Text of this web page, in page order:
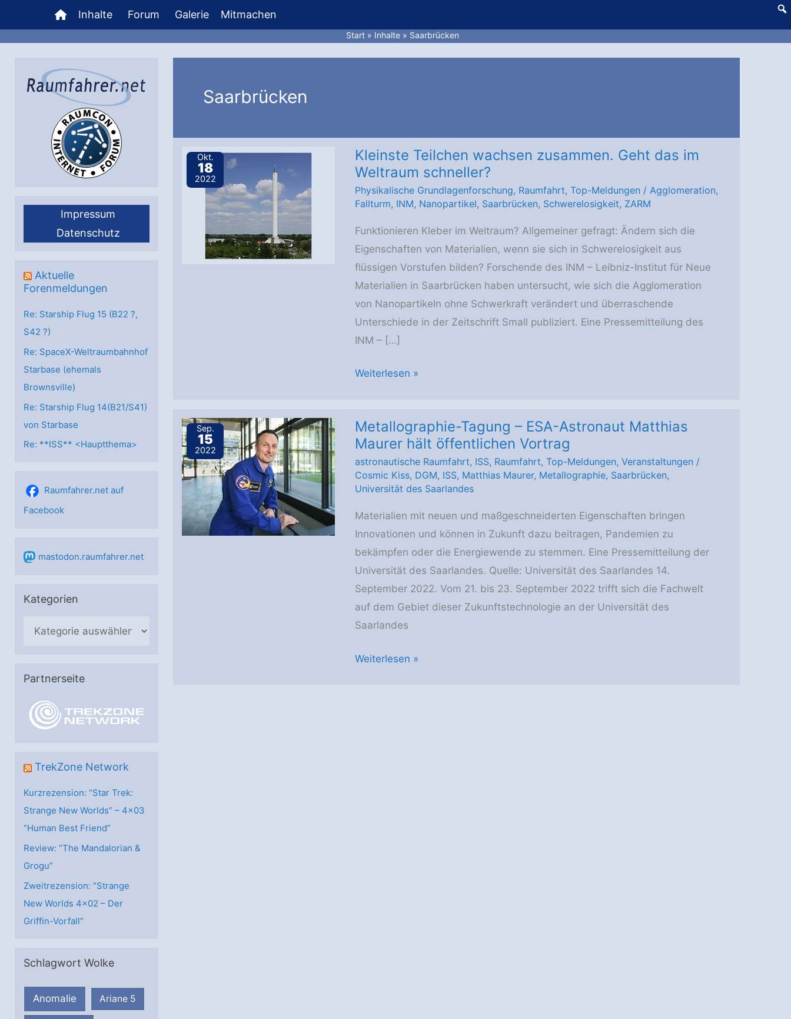
Inhalt
springen
Inhalte Forum Galerie Mitmachen
Start Inhalte Saarbrücken
Impressum
Datenschutz
Aktuelle
Forenmeldungen
Re: Starship Flug 15 (B22 ?,
S42 ?)
Re: SpaceX-Weltraumbahnhof
Starbase (ehemals
Brownsville)
Re: Starship Flug 14(B21/S41)
von Starbase
Re: **ISS** <Hauptthema>
Raumfahrer.net auf
Facebook
mastodon.raumfahrer.net
Kategorien
e
e
Partnerseite
TrekZone Network
Kurzrezension: “Star Trek:
Strange New Worlds” – 4×03
“Human Best Friend”
Review: “The Mandalorian &
Grogu”
Zweitrezension: “Strange
New Worlds 4×02 – Der
Griffin-Vorfall”
Schlagwort Wolke
Anomalie Ariane 5
Saarbrücken
Okt.
18
2022
Kleinste Teilchen wachsen zusammen. Geht das im
Weltraum schneller?
Physikalische Grundlagenforschung, Raumfahrt, Top-Meldungen / Agglomeration,
Fallturm, INM, Nanopartikel, Saarbrücken, Schwerelosigkeit, ZARM
Funktionieren Kleber im Weltraum? Allgemeiner gefragt: Ändern sich die
Eigenschaften von Materialien, wenn sie sich in Schwerelosigkeit aus
flüssigen Vorstufen bilden? Forschende des INM – Leibniz-Institut für Neue
Materialien in Saarbrücken haben untersucht, wie sich die Agglomeration
von Nanopartikeln ohne Schwerkraft verändert und überraschende
Unterschiede in der Zeitschrift Small publiziert. Eine Pressemitteilung des
INM – […]
Kleinste
zusammen.
Geht
das
im
schneller?
Weiterlesen »
Sep.
15
2022
Metallographie-Tagung – ESA-Astronaut Matthias
Maurer hält öffentlichen Vortrag
astronautische Raumfahrt, ISS, Raumfahrt, Top-Meldungen, Veranstaltungen /
Cosmic Kiss, DGM, ISS, Matthias Maurer, Metallographie, Saarbrücken,
Universität des Saarlandes
Materialien mit neuen und maßgeschneiderten Eigenschaften bringen
Innovationen und können in Zukunft dazu beitragen, Pandemien zu
bekämpfen oder die Energiewende zu stemmen. Eine Pressemitteilung der
Universität des Saarlandes. Quelle: Universität des Saarlandes 14.
September 2022. Vom 21. bis 23. September 2022 trifft sich die Fachwelt
auf dem Gebiet dieser Zukunftstechnologie an der Universität des
Saarlandes
Metallographie-
Weiterlesen »